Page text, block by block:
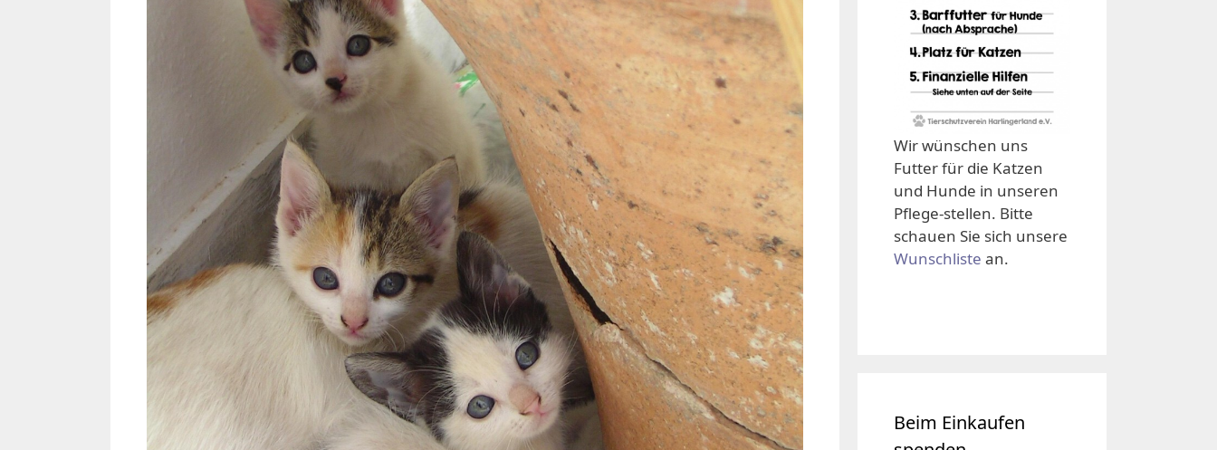
Wir wünschen uns
Futter für die Katzen
und Hunde in unseren
Pflege-stellen. Bitte
schauen Sie sich unsere
Wunschliste an.
Beim Einkaufen